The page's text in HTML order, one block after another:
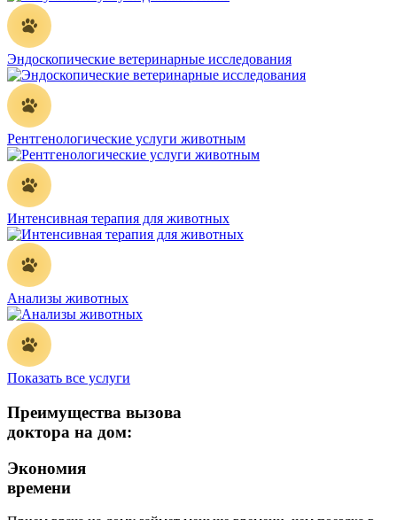
Эндоскопические ветеринарные исследования
Рентгенологические услуги животным
Интенсивная терапия для животных
Анализы животных
Показать все услуги
Преимущества вызова
доктора на дом:
Экономия
времени